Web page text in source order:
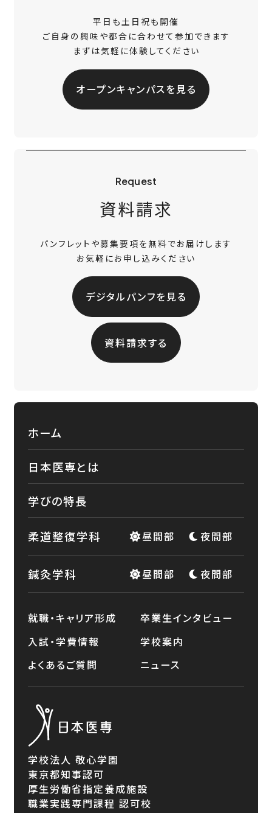
平日も土日祝も開催
ご自身の興味や都合に合わせて参加できます
まずは気軽に体験してください
オープンキャンパスを見る
Request
資料請求
パンフレットや募集要項を無料でお届けします
お気軽にお申し込みください
デジタルパンフを見る
資料請求する
学校法人 敬心学園
東京都知事認可
厚生労働省指定養成施設
職業実践専門課程 認可校
ホーム
日本医専とは
学びの特長
柔道整復学科 昼間部 夜間部
鍼灸学科 昼間部 夜間部
就職・キャリア形成
卒業生インタビュー
入試・学費情報
学校案内
よくあるご質問
ニュース